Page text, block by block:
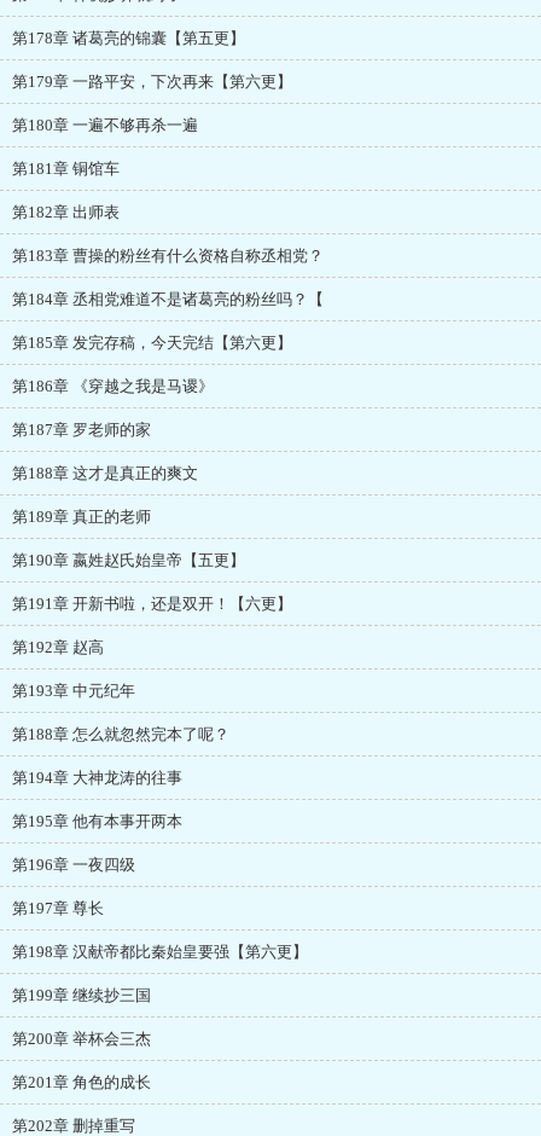
第178章 诸葛亮的锦囊【第五更】
第179章 一路平安，下次再来【第六更】
第180章 一遍不够再杀一遍
第181章 铜馆车
第182章 出师表
第183章 曹操的粉丝有什么资格自称丞相党？
第184章 丞相党难道不是诸葛亮的粉丝吗？【
第185章 发完存稿，今天完结【第六更】
第186章 《穿越之我是马谡》
第187章 罗老师的家
第188章 这才是真正的爽文
第189章 真正的老师
第190章 嬴姓赵氏始皇帝【五更】
第191章 开新书啦，还是双开！【六更】
第192章 赵高
第193章 中元纪年
第188章 怎么就忽然完本了呢？
第194章 大神龙涛的往事
第195章 他有本事开两本
第196章 一夜四级
第197章 尊长
第198章 汉献帝都比秦始皇要强【第六更】
第199章 继续抄三国
第200章 举杯会三杰
第201章 角色的成长
第202章 删掉重写